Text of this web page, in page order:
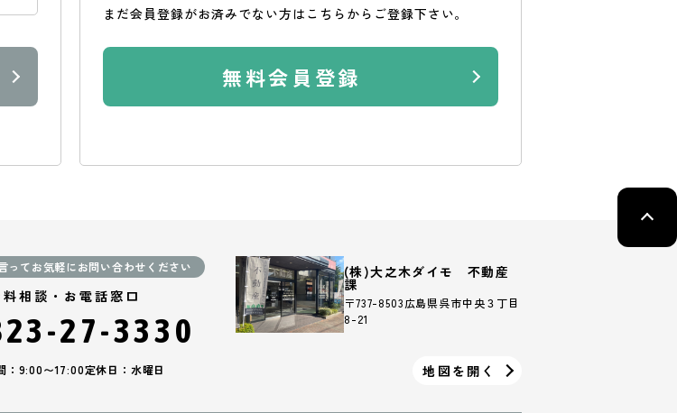
まだ会員登録がお済みでない方はこちらからご登録下さい。
無料会員登録
ってお気軽にお問い合わせください
料相談・お電話窓口
27-3330
：9:00〜17:00定休日：水曜日
(株)大之木ダイモ 不動産
課
〒737-8503広島県呉市中央３丁目
8-21
地図を開く